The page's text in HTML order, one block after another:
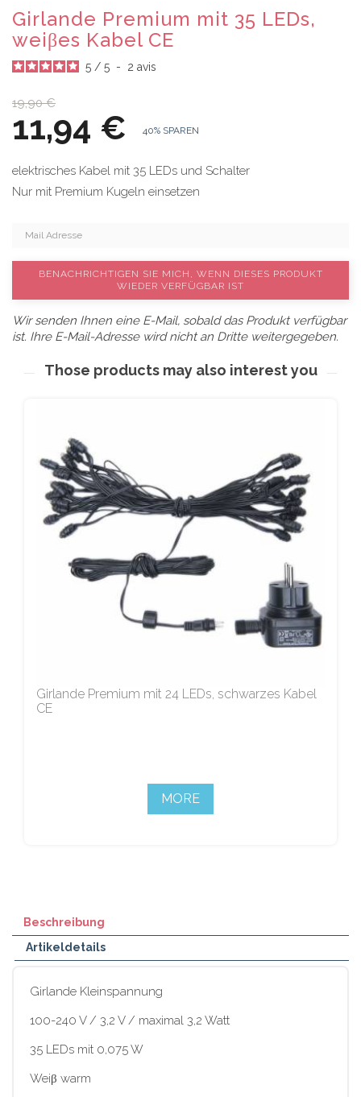
Girlande Premium mit 35 LEDs,
weiβes Kabel CE
5 / 5 - 2 avis
19,90 €
11,94 € 40% SPAREN
elektrisches Kabel mit 35 LEDs und Schalter
Nur mit Premium Kugeln einsetzen
BENACHRICHTIGEN SIE MICH, WENN DIESES PRODUKT
WIEDER VERFÜGBAR IST
Wir senden Ihnen eine E-Mail, sobald das Produkt verfügbar
ist. Ihre E-Mail-Adresse wird nicht an Dritte weitergegeben.
Those products may also interest you
Girlande Premium mit 24 LEDs, schwarzes Kabel
CE
MORE
Beschreibung
Artikeldetails
Girlande Kleinspannung
100-240 V / 3,2 V / maximal 3,2 Watt
35 LEDs mit 0,075 W
Weiβ warm